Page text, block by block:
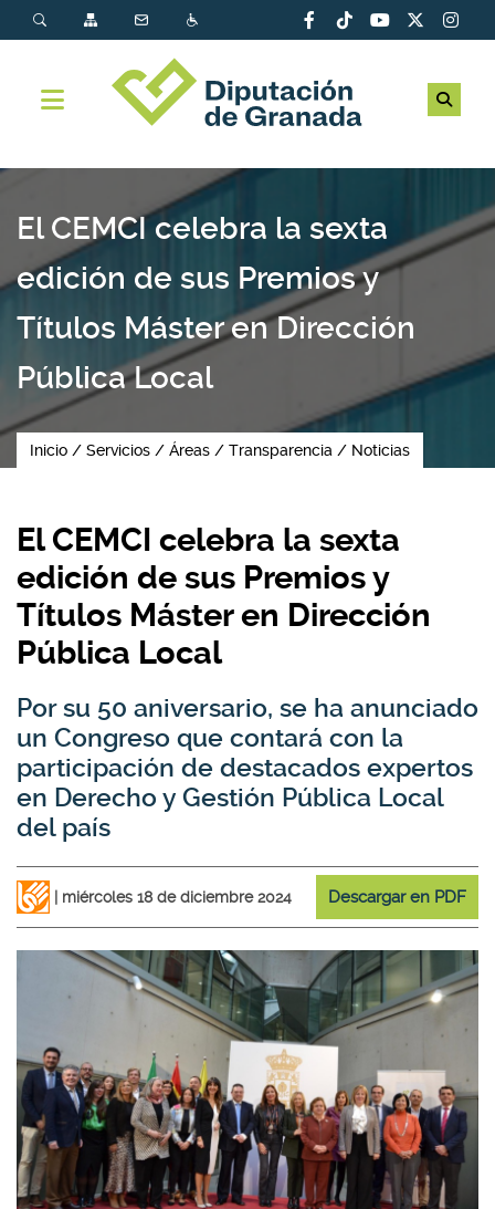
El CEMCI celebra la sexta
edición de sus Premios y
Títulos Máster en Dirección
Pública Local
Inicio Servicios Áreas Transparencia Noticias
El CEMCI celebra la sexta
edición de sus Premios y
Títulos Máster en Dirección
Pública Local
Por su 50 aniversario, se ha anunciado
un Congreso que contará con la
participación de destacados expertos
en Derecho y Gestión Pública Local
del país
miércoles 18 de diciembre 2024 Descargar en PDF